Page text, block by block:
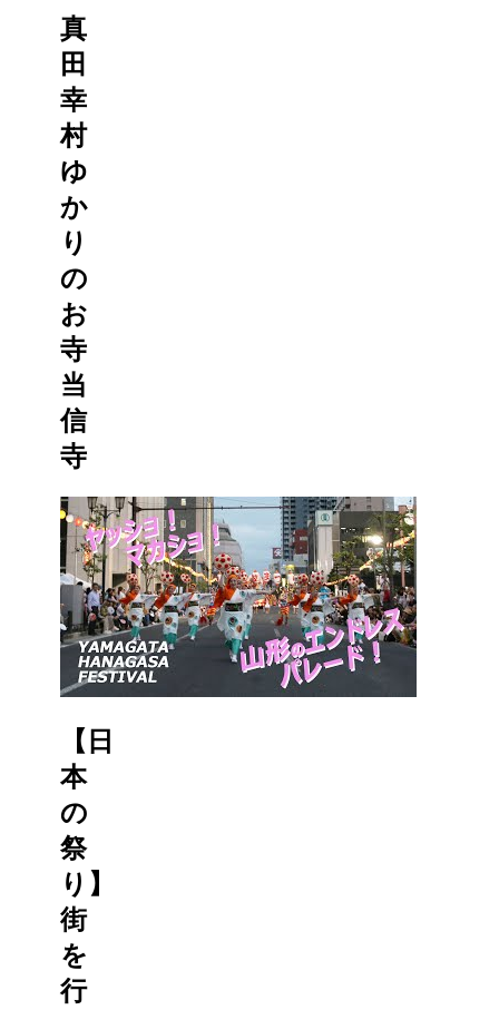
真
田
幸
村
ゆ
か
り
の
お
寺
当
信
寺
【日
本
の
祭
り】
街
を
行